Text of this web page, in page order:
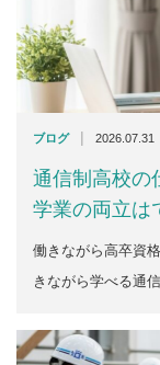
ブログ | 2026.07.31
通信制高校の
学業の両立は
働きながら高卒資
きながら学べる通